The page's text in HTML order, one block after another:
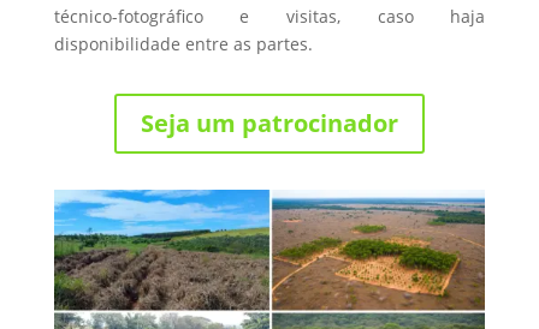
técnico-fotográfico e visitas, caso haja
disponibilidade entre as partes.
Seja um patrocinador